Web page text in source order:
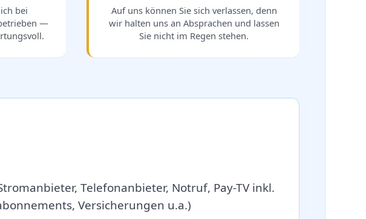
bei
—
Auf uns können Sie sich verlassen, denn
wir halten uns an Absprachen und lassen
Sie nicht im Regen stehen.
Telefonanbieter, Notruf, Pay-TV inkl.
Versicherungen u.a.)